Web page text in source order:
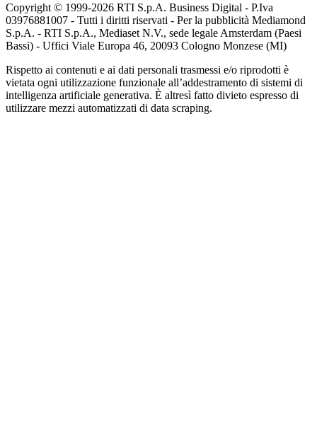
Copyright © 1999-2026 RTI S.p.A. Business Digital - P.Iva
03976881007 - Tutti i diritti riservati - Per la pubblicità Mediamond
S.p.A. - RTI S.p.A., Mediaset N.V., sede legale Amsterdam (Paesi
Bassi) - Uffici Viale Europa 46, 20093 Cologno Monzese (MI)
Rispetto ai contenuti e ai dati personali trasmessi e/o riprodotti è
vietata ogni utilizzazione funzionale all’addestramento di sistemi di
intelligenza artificiale generativa. È altresì fatto divieto espresso di
utilizzare mezzi automatizzati di data scraping.